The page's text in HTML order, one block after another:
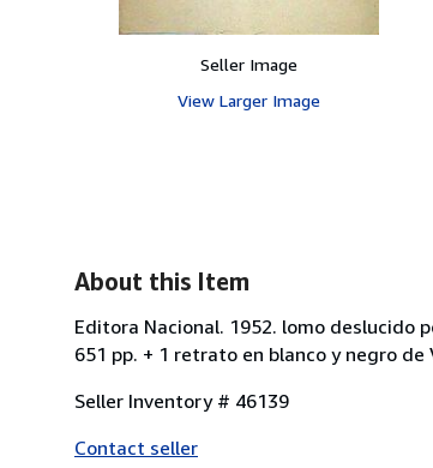
Seller Image
View Larger Image
About this Item
Editora Nacional. 1952. lomo deslucido
651 pp. + 1 retrato en blanco y negro de
Seller Inventory # 46139
Contact seller